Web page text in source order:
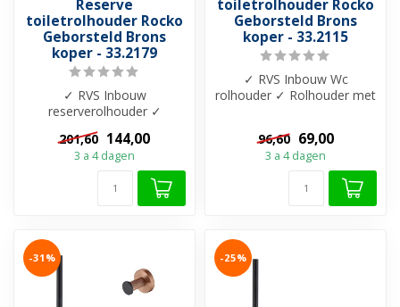
Reserve
toiletrolhouder Rocko
Geborsteld Brons
koper - 33.2179
✓ RVS Inbouw
reserverolhouder ✓
Geborsteld Brons koper ✓
...
201,60 144,00
3 a 4 dagen
toiletrolhouder Rocko
Geborsteld Brons
koper - 33.2115
✓ RVS Inbouw Wc
rolhouder ✓ Rolhouder met
96,60 69,00
3 a 4 dagen
-31% -25%